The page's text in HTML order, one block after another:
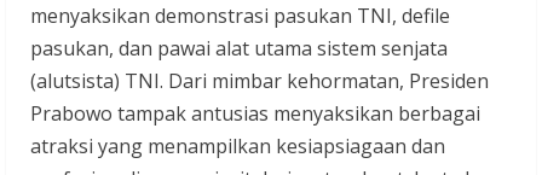
menyaksikan demonstrasi pasukan TNI, defile
pasukan, dan pawai alat utama sistem senjata
(alutsista) TNI. Dari mimbar kehormatan, Presiden
Prabowo tampak antusias menyaksikan berbagai
atraksi yang menampilkan kesiapsiagaan dan